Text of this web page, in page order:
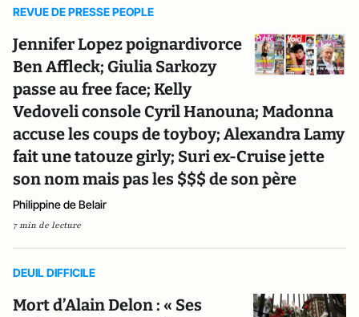
REVUE DE PRESSE PEOPLE
Jennifer Lopez poignardivorce
Ben Affleck; Giulia Sarkozy
passe au free face; Kelly
Vedoveli console Cyril Hanouna; Madonna
accuse les coups de toyboy; Alexandra Lamy
fait une tatouze girly; Suri ex-Cruise jette
son nom mais pas les $$$ de son père
Philippine de Belair
7 min de lecture
DEUIL DIFFICILE
Mort d’Alain Delon : « Ses